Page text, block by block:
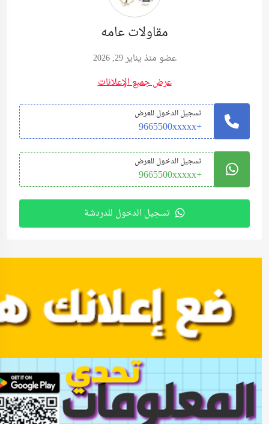
مقاولات عامه
عضو منذ يناير 29, 2026
عرض جميع الإعلانات
تسجيل الدخول للعرض
+9665500xxxxx
تسجيل الدخول للعرض
+9665500xxxxx
تسجيل الدخول للدردشة